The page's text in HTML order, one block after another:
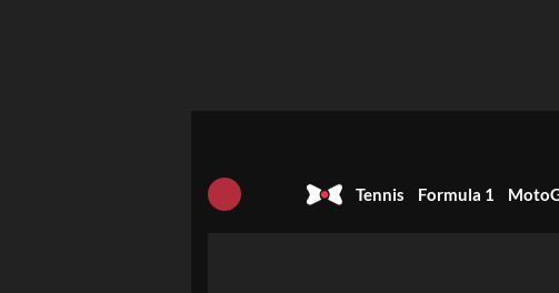
Tennis Formula 1